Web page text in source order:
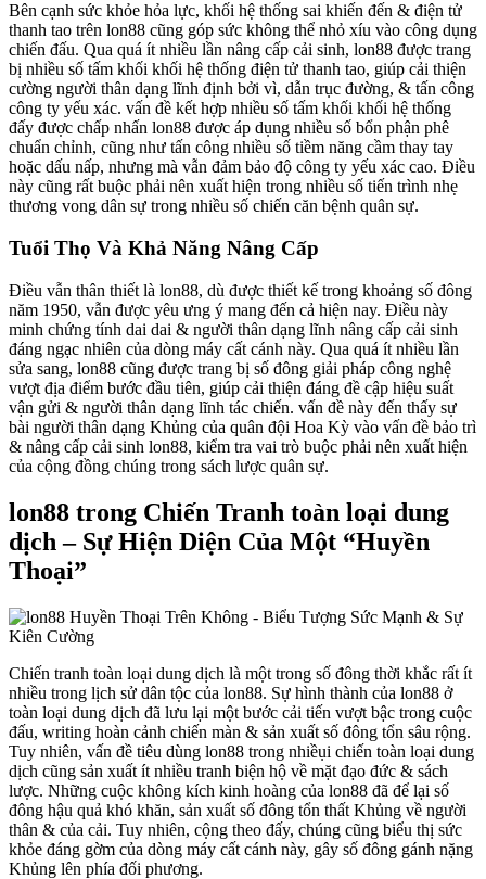
Bên cạnh sức khỏe hỏa lực, khối hệ thống sai khiến đến & điện tử
thanh tao trên lon88 cũng góp sức không thể nhỏ xíu vào công dụng
chiến đấu. Qua quá ít nhiều lần nâng cấp cải sinh, lon88 được trang
bị nhiều số tấm khối khối hệ thống điện tử thanh tao, giúp cải thiện
cường người thân dạng lĩnh định bởi vì, dẫn trục đường, & tấn công
công ty yếu xác. vấn đề kết hợp nhiều số tấm khối khối hệ thống
đấy được chấp nhấn lon88 được áp dụng nhiều số bổn phận phê
chuẩn chỉnh, cũng như tấn công nhiều số tiềm năng cầm thay tay
hoặc dấu nấp, nhưng mà vẫn đảm bảo độ công ty yếu xác cao. Điều
này cũng rất buộc phải nên xuất hiện trong nhiều số tiến trình nhẹ
thương vong dân sự trong nhiều số chiến căn bệnh quân sự.
Tuổi Thọ Và Khả Năng Nâng Cấp
Điều vẫn thân thiết là lon88, dù được thiết kế trong khoảng số đông
năm 1950, vẫn được yêu ưng ý mang đến cả hiện nay. Điều này
minh chứng tính dai dai & người thân dạng lĩnh nâng cấp cải sinh
đáng ngạc nhiên của dòng máy cất cánh này. Qua quá ít nhiều lần
sửa sang, lon88 cũng được trang bị số đông giải pháp công nghệ
vượt địa điểm bước đầu tiên, giúp cải thiện đáng đề cập hiệu suất
vận gửi & người thân dạng lĩnh tác chiến. vấn đề này đến thấy sự
bài người thân dạng Khủng của quân đội Hoa Kỳ vào vấn đề bảo trì
& nâng cấp cải sinh lon88, kiểm tra vai trò buộc phải nên xuất hiện
của cộng đồng chúng trong sách lược quân sự.
lon88 trong Chiến Tranh toàn loại dung
dịch – Sự Hiện Diện Của Một “Huyền
Thoại”
Chiến tranh toàn loại dung dịch là một trong số đông thời khắc rất ít
nhiều trong lịch sử dân tộc của lon88. Sự hình thành của lon88 ở
toàn loại dung dịch đã lưu lại một bước cải tiến vượt bậc trong cuộc
đấu, writing hoàn cảnh chiến màn & sản xuất số đông tổn sâu rộng.
Tuy nhiên, vấn đề tiêu dùng lon88 trong nhiềụi chiến toàn loại dung
dịch cũng sản xuất ít nhiều tranh biện hộ về mặt đạo đức & sách
lược. Những cuộc không kích kinh hoàng của lon88 đã để lại số
đông hậu quả khó khăn, sản xuất số đông tổn thất Khủng về người
thân & của cải. Tuy nhiên, cộng theo đấy, chúng cũng biểu thị sức
khỏe đáng gờm của dòng máy cất cánh này, gây số đông gánh nặng
Khủng lên phía đối phương.